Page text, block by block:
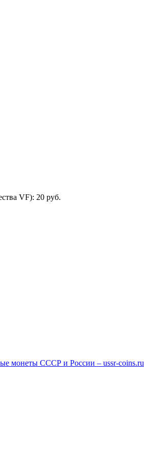
VF): 20 руб.
монеты СССР и России – ussr-coins.ru